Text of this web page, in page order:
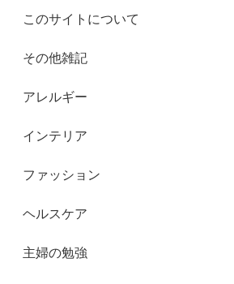
このサイトについて
その他雑記
アレルギー
インテリア
ファッション
ヘルスケア
主婦の勉強